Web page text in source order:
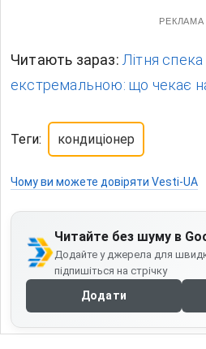
РЕКЛАМА
Читають зараз: Літня
екстремальною: що чекає
Теги: кондиціонер
Чому ви можете довіряти Vesti-UA
Читайте без шуму в
Додайте у джерела для
підпишіться на стрічку
Додати